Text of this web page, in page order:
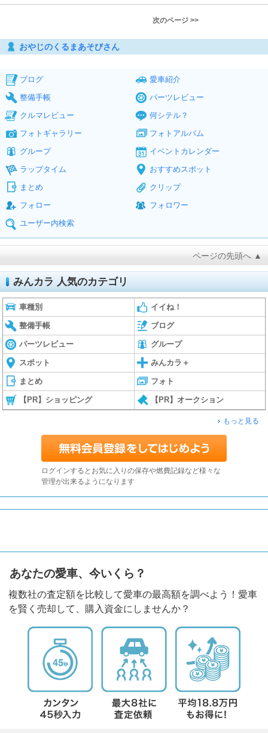
次のページ >>
おやじのくるまあそびさん
ブログ
愛車紹介
整備手帳
パーツレビュー
クルマレビュー
何シテル？
フォトギャラリー
フォトアルバム
グループ
イベントカレンダー
ラップタイム
おすすめスポット
まとめ
クリップ
フォロー
フォロワー
ユーザー内検索
ページの先頭へ ▲
みんカラ 人気のカテゴリ
車種別 イイね！
整備手帳 ブログ
パーツレビュー グループ
スポット みんカラ＋
まとめ フォト
【PR】ショッピング 【PR】オークション
もっと見る
ログインするとお気に入りの保存や燃費記録など様々な
管理が出来るようになります
あなたの愛車、今いくら？
複数社の査定額を比較して愛車の最高額を調べよう！愛車
を賢く売却して、購入資金にしませんか？